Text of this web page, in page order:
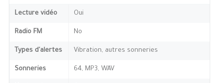
Lecture vidéo Oui
Radio FM No
Types d'alertes Vibration, autres sonneries
Sonneries 64, MP3, WAV